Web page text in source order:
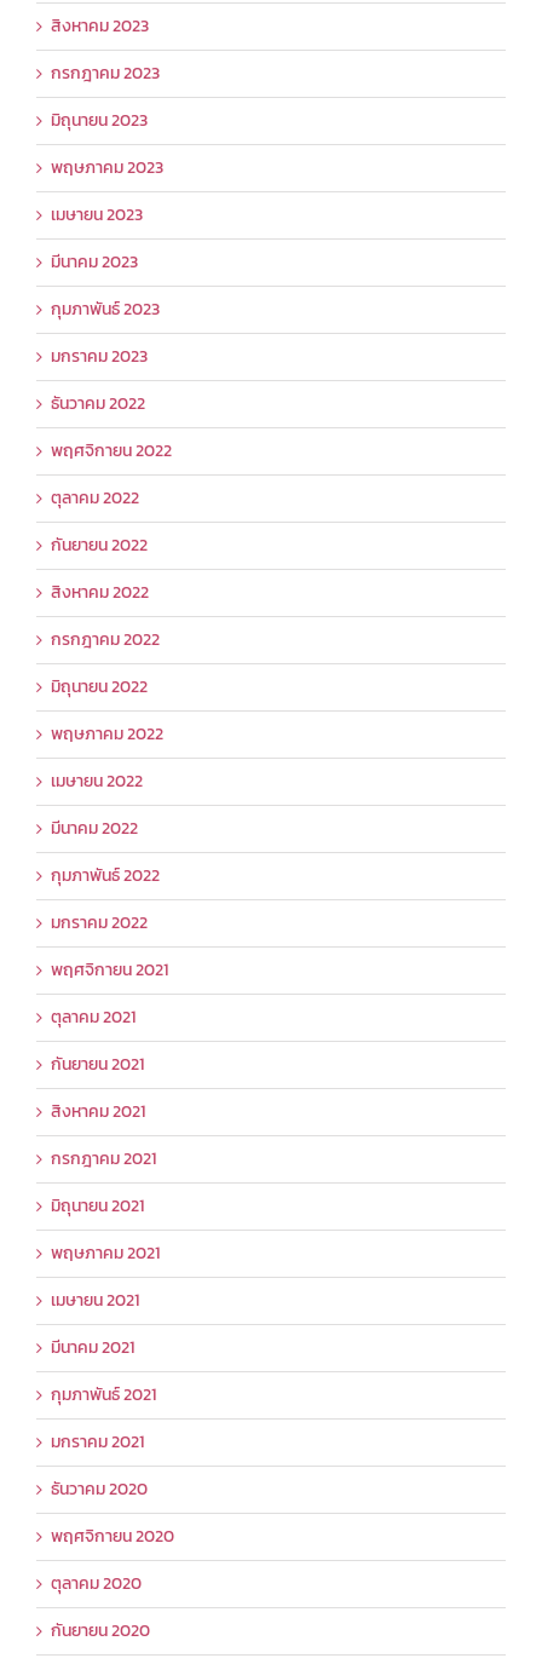
สิงหาคม 2023
กรกฎาคม 2023
มิถุนายน 2023
พฤษภาคม 2023
เมษายน 2023
มีนาคม 2023
กุมภาพันธ์ 2023
มกราคม 2023
ธันวาคม 2022
พฤศจิกายน 2022
ตุลาคม 2022
กันยายน 2022
สิงหาคม 2022
กรกฎาคม 2022
มิถุนายน 2022
พฤษภาคม 2022
เมษายน 2022
มีนาคม 2022
กุมภาพันธ์ 2022
มกราคม 2022
พฤศจิกายน 2021
ตุลาคม 2021
กันยายน 2021
สิงหาคม 2021
กรกฎาคม 2021
มิถุนายน 2021
พฤษภาคม 2021
เมษายน 2021
มีนาคม 2021
กุมภาพันธ์ 2021
มกราคม 2021
ธันวาคม 2020
พฤศจิกายน 2020
ตุลาคม 2020
กันยายน 2020